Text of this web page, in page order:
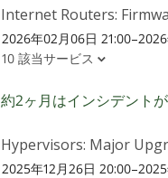
Internet Routers:
2026年02月06日
10 該当サービス
約2ヶ月はインシデントが
Hypervisors: Major
2025年12月26日